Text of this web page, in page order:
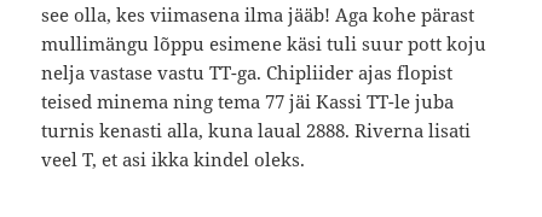
see olla, kes viimasena ilma jääb! Aga kohe pärast
mullimängu lõppu esimene käsi tuli suur pott koju
nelja vastase vastu TT-ga. Chipliider ajas flopist
teised minema ning tema 77 jäi Kassi TT-le juba
turnis kenasti alla, kuna laual 2888. Riverna lisati
veel T, et asi ikka kindel oleks.